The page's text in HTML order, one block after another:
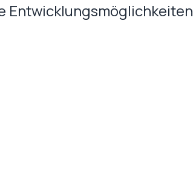
Entwicklungsmöglichkeiten